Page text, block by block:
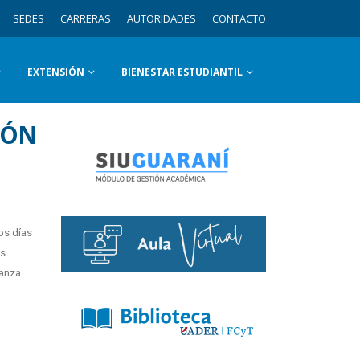
SEDES CARRERAS AUTORIDADES CONTACTO
EXTENSIÓN BIENESTAR ESTUDIANTIL
días